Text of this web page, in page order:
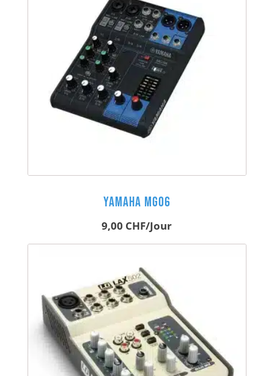
Yamaha MG06
9,00 CHF/Jour